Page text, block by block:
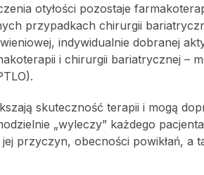
otyłości pozostaje
przypadkach chirurgii
indywidualnie dobranej
i chirurgii bariatrycznej –
skuteczność terapii i mogą
„wyleczy” każdego
przyczyn, obecności powikłań, a